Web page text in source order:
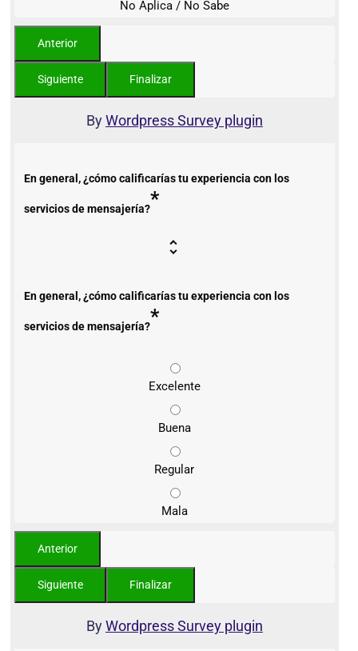
No Aplica / No Sabe
ByWordpress Survey plugin
En general, ¿cómo calificarías tu experiencia con los
servicios de mensajería?*
En general, ¿cómo calificarías tu experiencia con los
servicios de mensajería?*
Excelente
Buena
Regular
Mala
ByWordpress Survey plugin